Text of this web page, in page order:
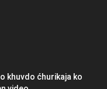
khuvdo ćhurikaja ko